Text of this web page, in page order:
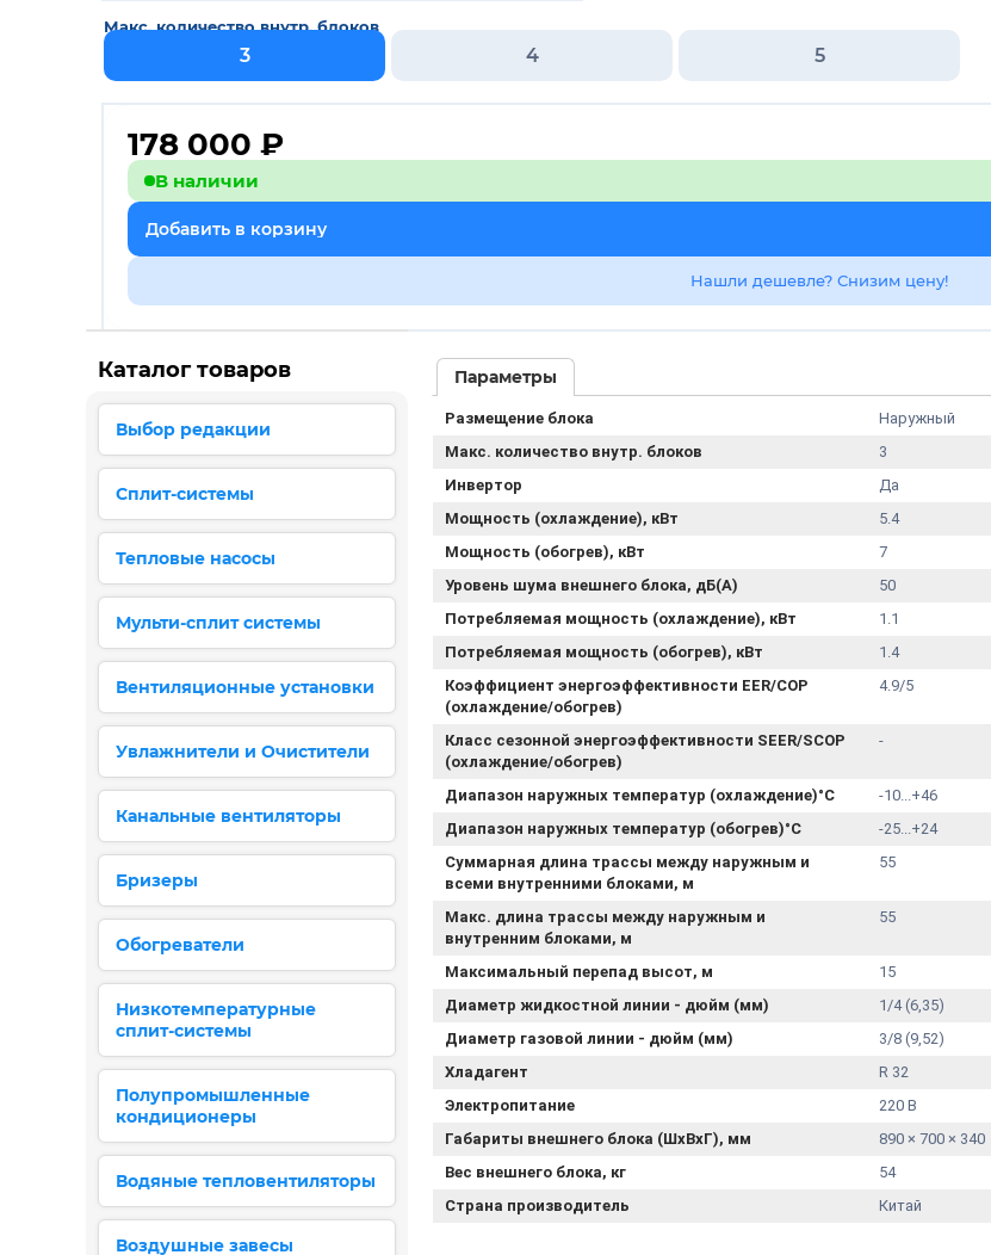
Макс. количество внутр. блоков
3 4 5
178 000 ₽
В наличии
Добавить в корзину
Нашли дешевле? Снизим цену!
Параметры
Размещение блока
Наружный
Макс. количество внутр. блоков
3
Инвертор
Да
Мощность (охлаждение), кВт
5.4
Мощность (обогрев), кВт
7
Уровень шума внешнего блока, дБ(А)
50
Потребляемая мощность (охлаждение), кВт
1.1
Потребляемая мощность (обогрев), кВт
1.4
Коэффициент энергоэффективности EER/COP
(охлаждение/обогрев)
4.9/5
Класс сезонной энергоэффективности SEER/SCOP
(охлаждение/обогрев)
-
Диапазон наружных температур (охлаждение)°С
-10...+46
Диапазон наружных температур (обогрев)°С
-25...+24
Суммарная длина трассы между наружным и
всеми внутренними блоками, м
55
Макс. длина трассы между наружным и
внутренним блоками, м
55
Максимальный перепад высот, м
15
Диаметр жидкостной линии - дюйм (мм)
1/4 (6,35)
Диаметр газовой линии - дюйм (мм)
3/8 (9,52)
Хладагент
R 32
Электропитание
220 В
Габариты внешнего блока (ШхВхГ), мм
890 × 700 × 340
Вес внешнего блока, кг
54
Страна производитель
Китай
Каталог товаров
Выбор редакции
Сплит-системы
Тепловые насосы
Мульти-сплит системы
Вентиляционные установки
Увлажнители и Очистители
Канальные вентиляторы
Бризеры
Обогреватели
Низкотемпературные
сплит-системы
Полупромышленные
кондиционеры
Водяные тепловентиляторы
Воздушные завесы